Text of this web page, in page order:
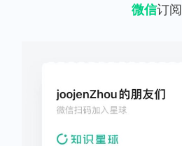
微信订阅